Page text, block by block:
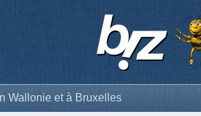
Wallonie et à Bruxelles